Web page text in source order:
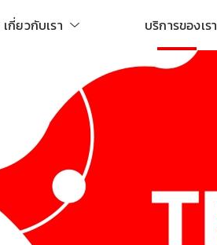
เกี่ยวกับเรา บริการของเรา